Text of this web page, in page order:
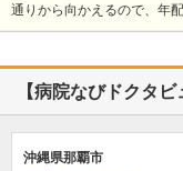
通りから向かえるので、年
【病院なびドクタ
沖縄県那覇市